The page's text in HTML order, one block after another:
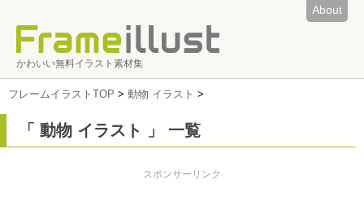
About
かわいい無料イラスト素材集
フレームイラストTOP > 動物 イラスト >
「 動物 イラスト 」 一覧
スポンサーリンク